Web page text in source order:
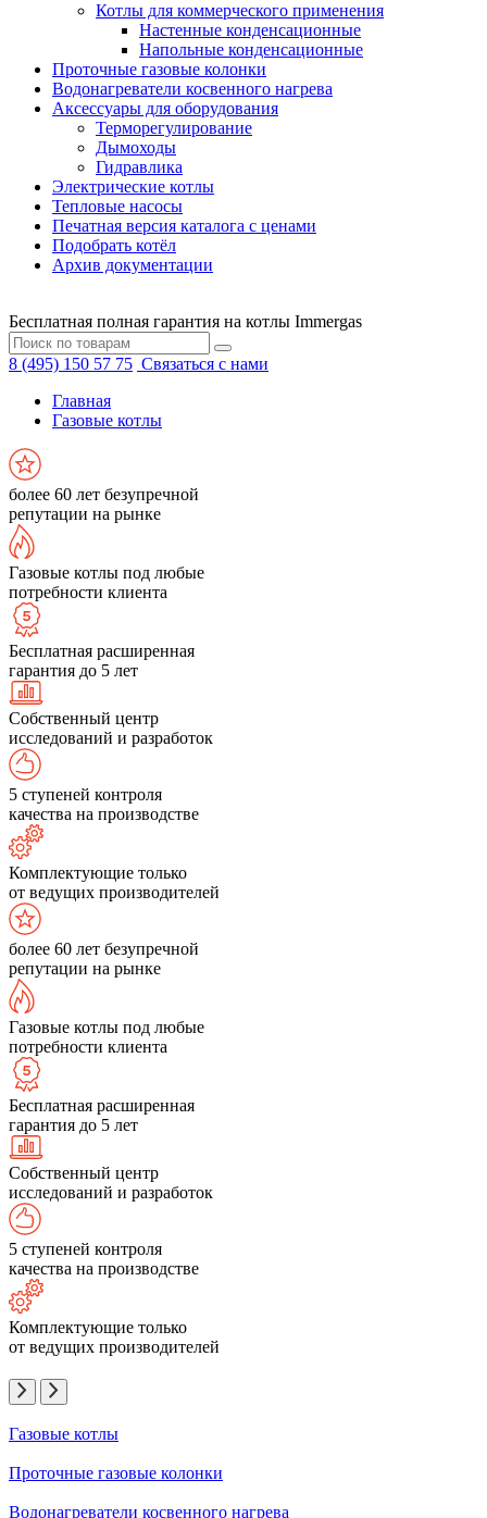
Котлы для коммерческого применения
Настенные конденсационные
Напольные конденсационные
Проточные газовые колонки
Водонагреватели косвенного нагрева
Аксессуары для оборудования
Терморегулирование
Дымоходы
Гидравлика
Электрические котлы
Тепловые насосы
Печатная версия каталога с ценами
Подобрать котёл
Архив документации
Бесплатная полная гарантия на котлы Immergas
8 (495) 150 57 75 Связаться с нами
Главная
Газовые котлы
более 60 лет безупречной
репутации на рынке
Газовые котлы под любые
потребности клиента
Бесплатная расширенная
гарантия до 5 лет
Собственный центр
исследований и разработок
5 ступеней контроля
качества на производстве
Комплектующие только
от ведущих производителей
более 60 лет безупречной
репутации на рынке
Газовые котлы под любые
потребности клиента
Бесплатная расширенная
гарантия до 5 лет
Собственный центр
исследований и разработок
5 ступеней контроля
качества на производстве
Комплектующие только
от ведущих производителей
Газовые котлы
Проточные газовые колонки
Водонагреватели косвенного нагрева